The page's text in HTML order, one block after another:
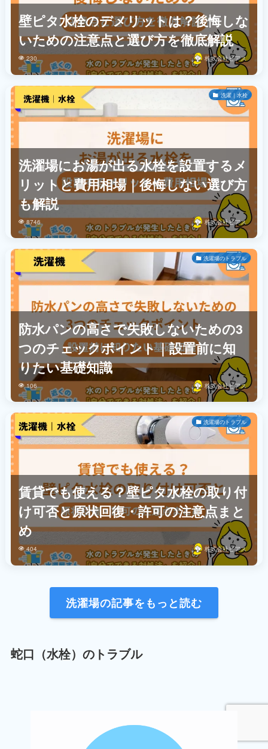
壁ピタ水栓のデメリットは？後悔しな
いための注意点と選び方を徹底解説
230 株式会社ビアス
洗濯｜水栓
洗濯場にお湯が出る水栓を設置するメ
リットと費用相場｜後悔しない選び方
も解説
8746 株式会社ビアス
洗濯場のトラブル
防水パンの高さで失敗しないための3
つのチェックポイント｜設置前に知
りたい基礎知識
106 株式会社ビアス
洗濯場のトラブル
賃貸でも使える？壁ピタ水栓の取り付
け可否と原状回復・許可の注意点まと
め
404 株式会社ビアス
洗濯場の記事をもっと読む
蛇口（水栓）のトラブル